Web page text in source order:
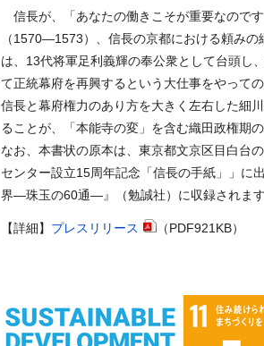
信長が、「あなたの働きこそが重要なので
（1570―1573）、信長の京都における頼み
は、13代将軍足利義輝の奉公衆として台頭し
て正統幕府を再興するという大仕事をやって
信長と幕府権力のあり方を大きく左右した細
ることが、「本能寺の変」を含む織田政権期
なお、本書状の原本は、東京都文京区目白台
センター設立15周年記念「信長の手紙」」に
界―珠玉の60通―』（勉誠社）に収録されます
【詳細】 プレスリリース （PDF921KB）